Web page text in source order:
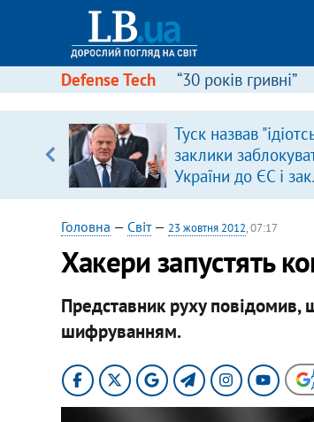
Defense Tech “30 років гривні”
Туск назвав
заклики
України до ЄС і
припинити
риторику
Головна — Світ— 23 жовтня 2012, 07:17
Хакери запустять
Представник руху повідомив,
шифруванням.